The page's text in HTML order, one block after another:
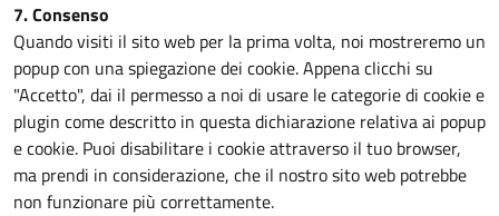
7. Consenso
Quando visiti il sito web per la prima volta, noi mostreremo un
popup con una spiegazione dei cookie. Appena clicchi su
"Accetto", dai il permesso a noi di usare le categorie di cookie e
plugin come descritto in questa dichiarazione relativa ai popup
e cookie. Puoi disabilitare i cookie attraverso il tuo browser,
ma prendi in considerazione, che il nostro sito web potrebbe
non funzionare più correttamente.